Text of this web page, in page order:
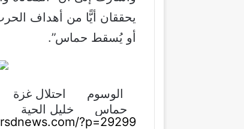
يحققان أيًّا من أهداف
أو يُسقط حماس”.
الوسوم احتلال غزة
حماس
خليل الحية